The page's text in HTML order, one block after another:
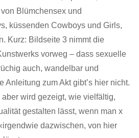
Blümchensex und
küssenden Cowboys und Girls,
Kurz: Bildseite 3 nimmt die
vorweg – dass sexuelle
auch, wandelbar und
Anleitung zum Akt gibt’s hier nicht.
aber wird gezeigt, wie vielfältig,
gestalten lässt, wenn man x
dazwischen, von hier